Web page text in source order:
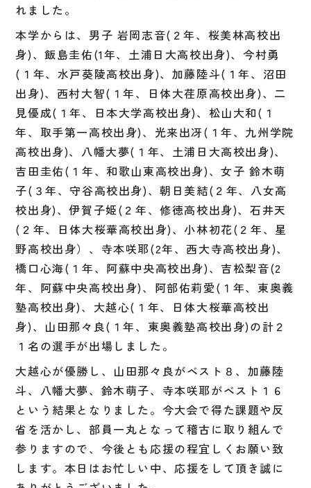
れました。
本学からは、男子 岩岡志音(２年、桜美林高校出
身)、飯島圭佑(1年、土浦日大高校出身)、今村勇
(１年、水戸葵陵高校出身)、加藤陸斗(１年、沼田
出身)、西村大智(１年、日体大荏原高校出身)、二
見優成(１年、日本大学高校出身)、松山大和(１
年、取手第一高校出身)、光来出冴(１年、九州学院
高校出身)、八幡大夢(１年、土浦日大高校出身)、
吉田圭佑(１年、和歌山東高校出身)、女子 鈴木萌
子(３年、守谷高校出身)、朝日美結(２年、八女高
校出身)、伊賀子姫(２年、修徳高校出身)、石井天
(２年、日体大桜華高校出身)、小林初花(２年、星
野高校出身）、寺本咲耶(2年、西大寺高校出身)、
橋口心海(１年、阿蘇中央高校出身)、吉松梨音(2
年、阿蘇中央高校出身)、阿部佑莉愛(１年、東奥義
塾高校出身)、大越心(１年、日体大桜華高校出
身)、山田那々良(１年、東奥義塾高校出身)の計２
１名の選手が出場しました。
大越心が優勝し、山田那々良がベスト８、加藤陸
斗、八幡大夢、鈴木萌子、寺本咲耶がベスト１６
という結果となりました。今大会で得た課題や反
省を活かし、部員一丸となって稽古に取り組んで
参りますので、今後とも応援の程宜しくお願い致
します。本日はお忙しい中、応援をして頂き誠に